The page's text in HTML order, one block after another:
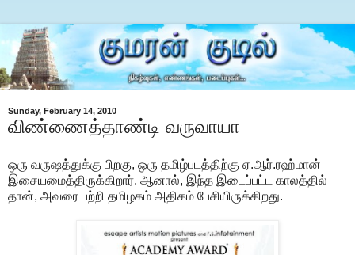
Sunday, February 14, 2010
விண்ணைத்தாண்டி வருவாயா
ஒரு வருஷத்துக்கு பிறகு, ஒரு தமிழ்படத்திற்கு ஏ.ஆர்.ரஹ்மான்
இசையமைத்திருக்கிறார். ஆனால், இந்த இடைப்பட்ட காலத்தில்
தான், அவரை பற்றி தமிழகம் அதிகம் பேசியிருக்கிறது.